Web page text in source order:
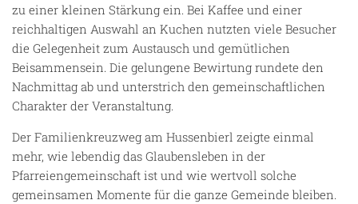
zu einer kleinen Stärkung ein. Bei Kaffee und einer
reichhaltigen Auswahl an Kuchen nutzten viele Besucher
die Gelegenheit zum Austausch und gemütlichen
Beisammensein. Die gelungene Bewirtung rundete den
Nachmittag ab und unterstrich den gemeinschaftlichen
Charakter der Veranstaltung.
Der Familienkreuzweg am Hussenbierl zeigte einmal
mehr, wie lebendig das Glaubensleben in der
Pfarreiengemeinschaft ist und wie wertvoll solche
gemeinsamen Momente für die ganze Gemeinde bleiben.